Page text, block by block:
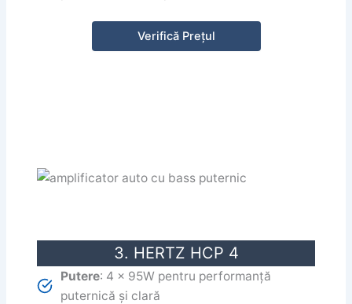
Verifică Prețul
3. HERTZ HCP 4
Putere: 4 x 95W pentru performanță
puternică și clară